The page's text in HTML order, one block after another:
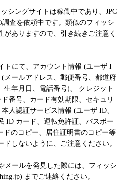
シングサイトは稼働中であり、JPC
査を依頼中です。類似のフィッシ
がありますので、引き続きご注意く
トにて、アカウント情報 (ユーザ I
メールアドレス、郵便番号、都道府
生年月日、電話番号)、 クレジット
番号、カード有効期限、セキュリ
人認証サービス情報 (ユーザ ID、
ID カード、運転免許証、パスポー
ドのコピー、居住証明書のコピー等
しないように、ご注意ください。
メールを発見した際には、フィッシ
までご連絡ください。